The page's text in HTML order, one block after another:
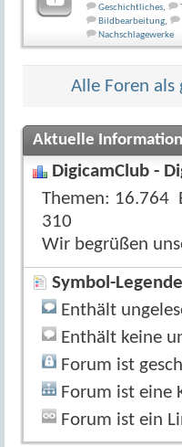
Geschichtliches,
Bildbearbeitung,
Nachschlagewerke
Alle Foren als
Aktuelle
DigicamClub -
Themen
16.764
310
Wir begrüßen
Symbol-Legende
Enthält
Enthält keine
Forum ist
Forum ist eine
Forum ist ein